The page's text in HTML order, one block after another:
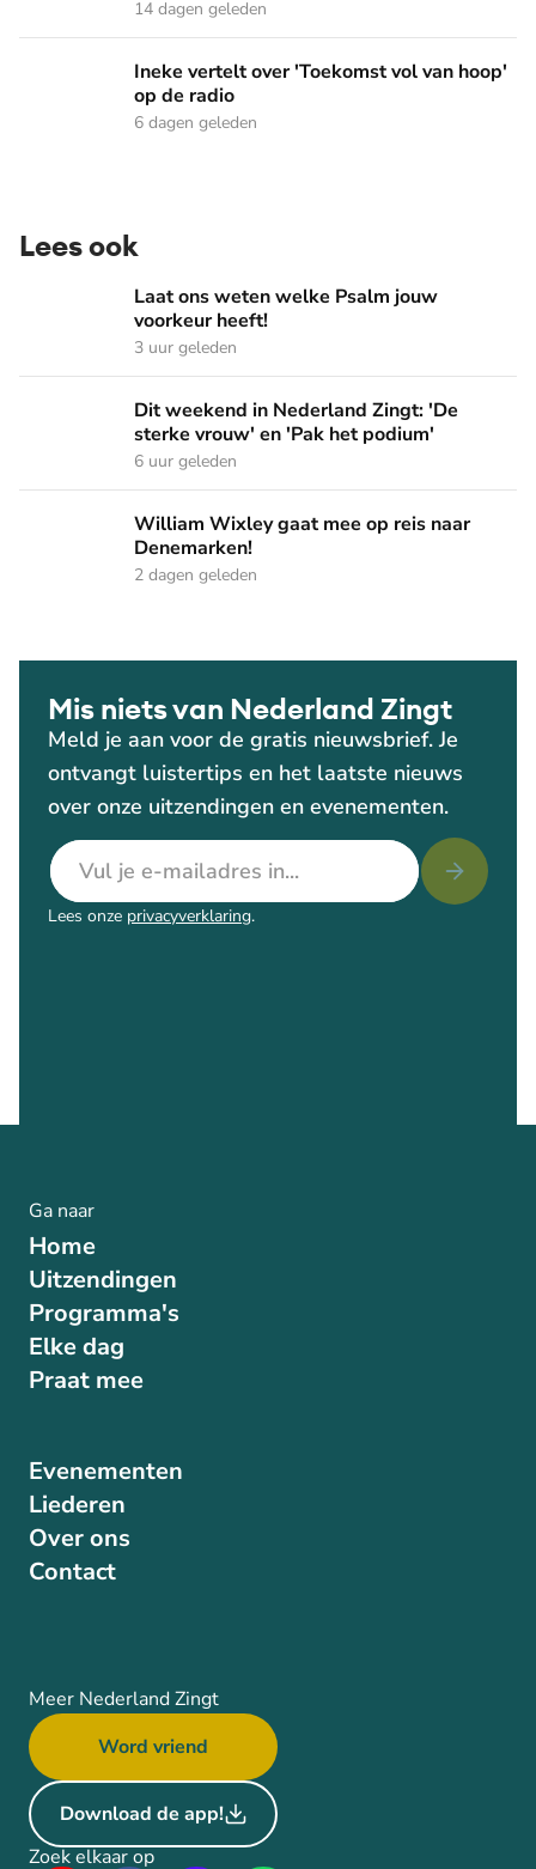
14 dagen geleden
Ineke vertelt over 'Toekomst vol van hoop' op de radio
Ineke vertelt over 'Toekomst vol van hoop'
op de radio
6 dagen geleden
Lees ook
Laat ons weten welke Psalm jouw voorkeur heeft!
Laat ons weten welke Psalm jouw
voorkeur heeft!
3 uur geleden
Dit weekend in Nederland Zingt: 'De sterke vrouw' en 'Pak
Dit weekend in Nederland Zingt: 'De
sterke vrouw' en 'Pak het podium'
6 uur geleden
William Wixley gaat mee op reis naar Denemarken!
William Wixley gaat mee op reis naar
Denemarken!
2 dagen geleden
Mis niets van Nederland Zingt
Meld je aan voor de gratis nieuwsbrief. Je
ontvangt luistertips en het laatste nieuws
over onze uitzendingen en evenementen.
E-mailadres
Lees onze privacyverklaring.
Ga naar
Home
Uitzendingen
Programma's
Elke dag
Praat mee
Evenementen
Liederen
Over ons
Contact
Meer Nederland Zingt
Word vriend
Download de app!
Zoek elkaar op